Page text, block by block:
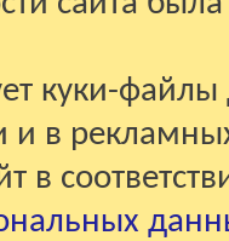
куки-файлы
и в
в